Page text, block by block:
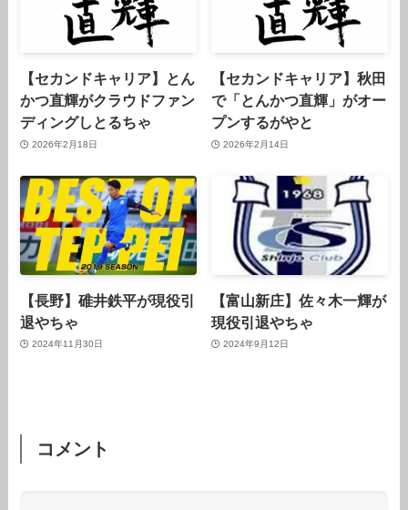
【セカンドキャリア】とん
かつ直輝がクラウドファン
ディングしとるちゃ
2026年2月18日
【セカンドキャリア】秋田
で「とんかつ直輝」がオー
プンするがやと
2026年2月14日
【長野】碓井鉄平が現役引
退やちゃ
2024年11月30日
【富山新庄】佐々木一輝が
現役引退やちゃ
2024年9月12日
コメント